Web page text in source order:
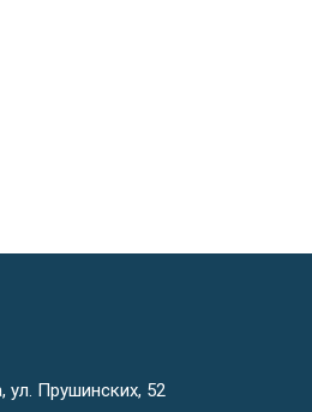
Прушинских, 52